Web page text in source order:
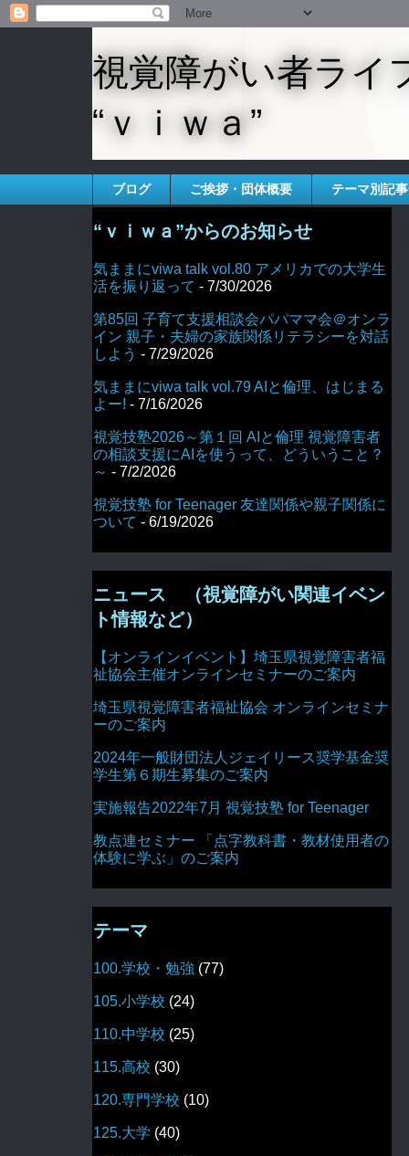
視覚障がい者ライ
“ｖｉｗａ”
ブログ ご挨拶・団体概要 テーマ別記
“ｖｉｗａ”からのお知らせ
気ままにviwa talk vol.80 アメリカでの大学生
活を振り返って - 7/30/2026
第85回 子育て支援相談会パパママ会＠オンラ
イン 親子・夫婦の家族関係リテラシーを対話
しよう - 7/29/2026
気ままにviwa talk vol.79 AIと倫理、はじまる
よー! - 7/16/2026
視覚技塾2026～第１回 AIと倫理 視覚障害者
の相談支援にAIを使うって、どういうこと？
～ - 7/2/2026
視覚技塾 for Teenager 友達関係や親子関係に
ついて - 6/19/2026
ニュース （視覚障がい関連イベン
ト情報など）
【オンラインイベント】埼玉県視覚障害者福
祉協会主催オンラインセミナーのご案内
埼玉県視覚障害者福祉協会 オンラインセミナ
ーのご案内
2024年一般財団法人ジェイリース奨学基金奨
学生第６期生募集のご案内
実施報告2022年7月 視覚技塾 for Teenager
教点連セミナー 「点字教科書・教材使用者の
体験に学ぶ」のご案内
テーマ
100.学校・勉強 (77)
105.小学校 (24)
110.中学校 (25)
115.高校 (30)
120.専門学校 (10)
125.大学 (40)